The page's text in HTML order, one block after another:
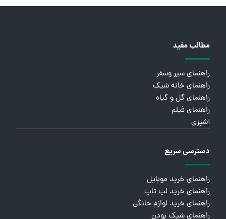
مطالب مفید
راهنمای سیر وسفر
راهنمای خانه شیک
راهنمای گل و گیاه
راهنمای فیلم
آشپزی
دسترسی سریع
راهنمای خرید موبایل
راهنمای خرید لپ تاپ
راهنمای خرید لوازم خانگی
راهنمای شیک بودن